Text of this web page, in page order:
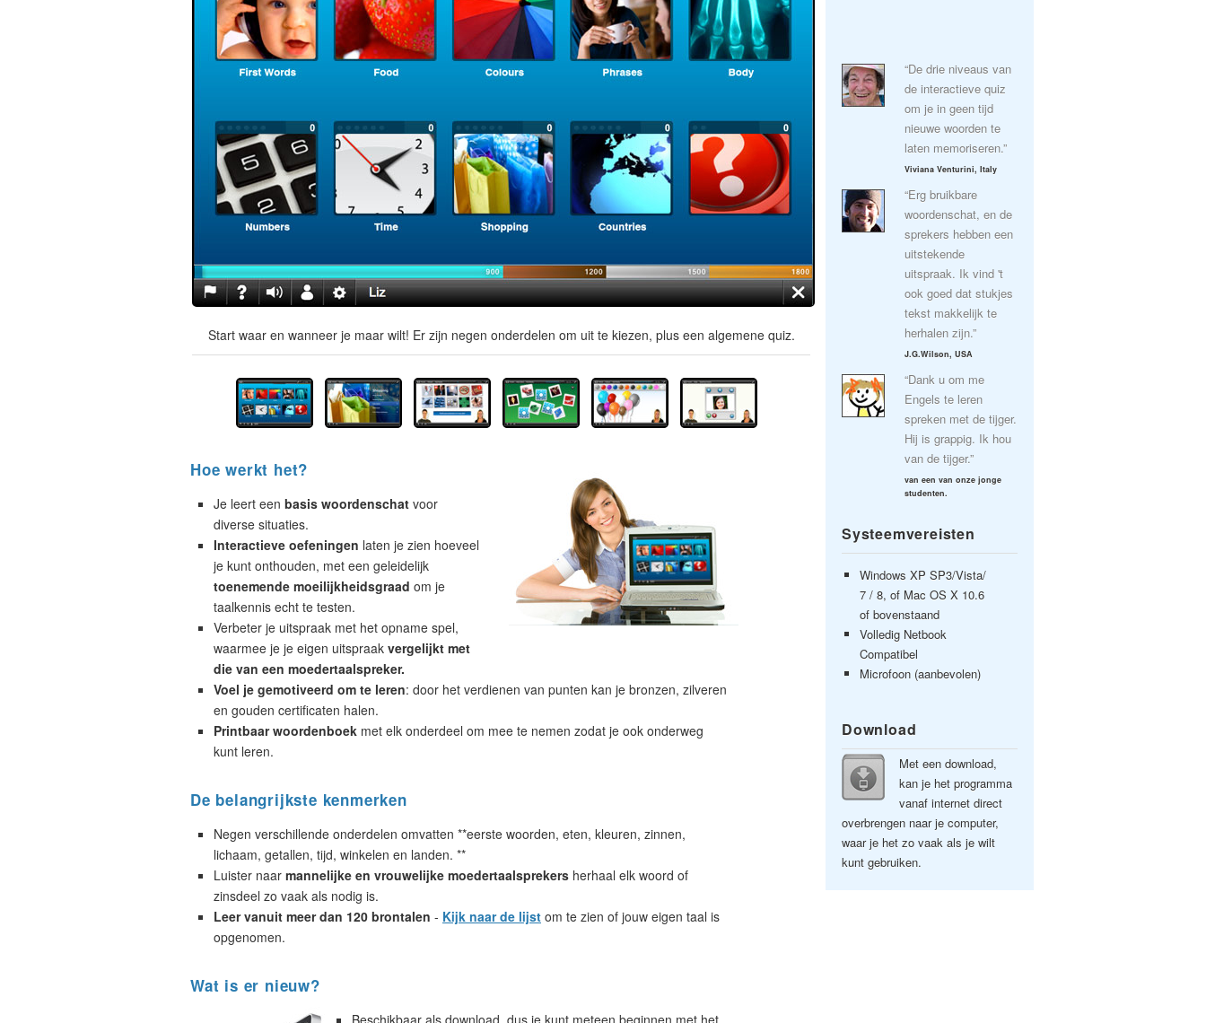
Start waar en wanneer je maar wilt! Er zijn negen onderdelen om uit te kiezen, plus een algemene quiz.
Hoe werkt het?
Je leert een basis woordenschat voor
diverse situaties.
Interactieve oefeningen laten je zien hoeveel
je kunt onthouden, met een geleidelijk
toenemende moeilijkheidsgraad om je
taalkennis echt te testen.
Verbeter je uitspraak met het opname spel,
waarmee je je eigen uitspraak vergelijkt met
die van een moedertaalspreker.
Voel je gemotiveerd om te leren: door het verdienen van punten kan je bronzen, zilveren
en gouden certificaten halen.
Printbaar woordenboek met elk onderdeel om mee te nemen zodat je ook onderweg
kunt leren.
De belangrijkste kenmerken
Negen verschillende onderdelen omvatten **eerste woorden, eten, kleuren, zinnen,
lichaam, getallen, tijd, winkelen en landen. **
Luister naar mannelijke en vrouwelijke moedertaalsprekers herhaal elk woord of
zinsdeel zo vaak als nodig is.
Leer vanuit meer dan 120 brontalen - Kijk naar de lijst om te zien of jouw eigen taal is
opgenomen.
Wat is er nieuw?
Beschikbaar als download, dus je kunt meteen beginnen met het
“De drie niveaus van
de interactieve quiz
om je in geen tijd
nieuwe woorden te
laten memoriseren.”
Viviana Venturini, Italy
“Erg bruikbare
woordenschat, en de
sprekers hebben een
uitstekende
uitspraak. Ik vind 't
ook goed dat stukjes
tekst makkelijk te
herhalen zijn.”
J.G.Wilson, USA
“Dank u om me
Engels te leren
spreken met de tijger.
Hij is grappig. Ik hou
van de tijger.”
van een van onze jonge
studenten.
Systeemvereisten
Windows XP SP3/Vista/
7 / 8, of Mac OS X 10.6
of bovenstaand
Volledig Netbook
Compatibel
Microfoon (aanbevolen)
Download
Met een download,
kan je het programma
vanaf internet direct
overbrengen naar je computer,
waar je het zo vaak als je wilt
kunt gebruiken.